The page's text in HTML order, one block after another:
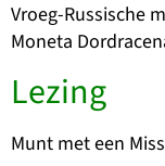
Vroeg-Russische
Moneta
Lezing
Munt met een